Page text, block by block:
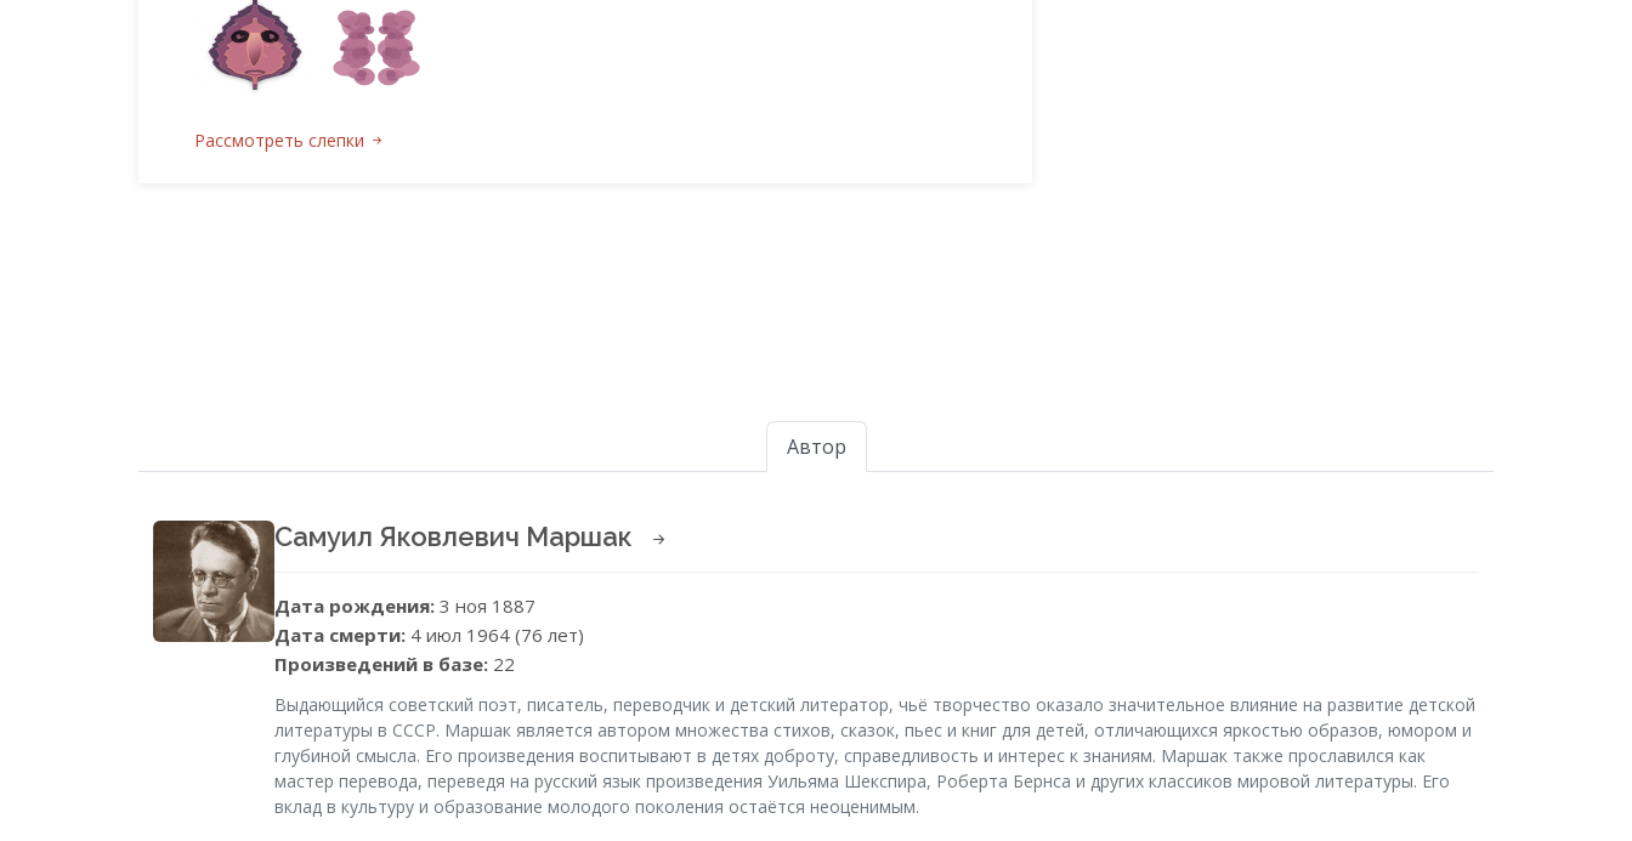
Рассмотреть слепки
Автор
Самуил Яковлевич Маршак
Дата рождения: 3 ноя 1887
Дата смерти: 4 июл 1964 (76 лет)
Произведений в базе: 22
Выдающийся советский поэт, писатель, переводчик и детский литератор, чьё творчество оказало значительное влияние на развитие детской
литературы в СССР. Маршак является автором множества стихов, сказок, пьес и книг для детей, отличающихся яркостью образов, юмором и
глубиной смысла. Его произведения воспитывают в детях доброту, справедливость и интерес к знаниям. Маршак также прославился как
мастер перевода, переведя на русский язык произведения Уильяма Шекспира, Роберта Бернса и других классиков мировой литературы. Его
вклад в культуру и образование молодого поколения остаётся неоценимым.